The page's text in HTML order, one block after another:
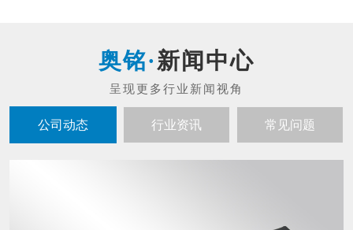
新闻中心
公司动态 行业资讯 常见问题